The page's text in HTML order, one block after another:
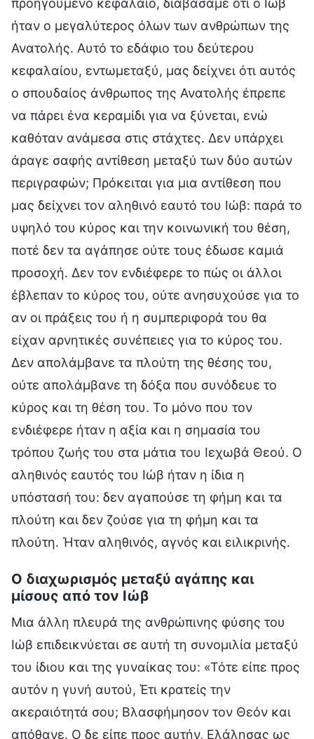
ήταν ο μεγαλύτερος όλων των ανθρώπων της
Ανατολής. Αυτό το εδάφιο του δεύτερου
κεφαλαίου, εντωμεταξύ, μας δείχνει ότι αυτός
ο σπουδαίος άνθρωπος της Ανατολής έπρεπε
να πάρει ένα κεραμίδι για να ξύνεται, ενώ
καθόταν ανάμεσα στις στάχτες. Δεν υπάρχει
άραγε σαφής αντίθεση μεταξύ των δύο αυτών
περιγραφών; Πρόκειται για μια αντίθεση που
μας δείχνει τον αληθινό εαυτό του Ιώβ: παρά το
υψηλό του κύρος και την κοινωνική του θέση,
ποτέ δεν τα αγάπησε ούτε τους έδωσε καμιά
προσοχή. Δεν τον ενδιέφερε το πώς οι άλλοι
έβλεπαν το κύρος του, ούτε ανησυχούσε για το
αν οι πράξεις του ή η συμπεριφορά του θα
είχαν αρνητικές συνέπειες για το κύρος του.
Δεν απολάμβανε τα πλούτη της θέσης του,
ούτε απολάμβανε τη δόξα που συνόδευε το
κύρος και τη θέση του. Το μόνο που τον
ενδιέφερε ήταν η αξία και η σημασία του
τρόπου ζωής του στα μάτια του Ιεχωβά Θεού. Ο
αληθινός εαυτός του Ιώβ ήταν η ίδια η
υπόστασή του: δεν αγαπούσε τη φήμη και τα
πλούτη και δεν ζούσε για τη φήμη και τα
πλούτη. Ήταν αληθινός, αγνός και ειλικρινής.
Ο διαχωρισμός μεταξύ αγάπης και
μίσους από τον Ιώβ
Μια άλλη πλευρά της ανθρώπινης φύσης του
Ιώβ επιδεικνύεται σε αυτή τη συνομιλία μεταξύ
του ίδιου και της γυναίκας του: «Τότε είπε προς
αυτόν η γυνή αυτού, Έτι κρατείς την
ακεραιότητά σου; Βλασφήμησον τον Θεόν και
απόθανε. Ο δε είπε προς αυτήν, Ελάλησας ως